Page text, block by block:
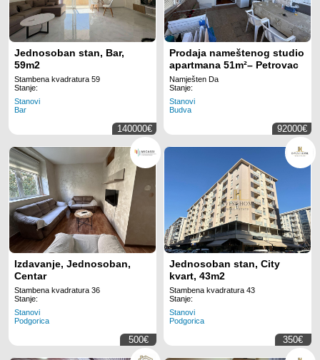
Jednosoban stan, Bar,
59m2
Stambena kvadratura 59
Stanje:
Stanovi
Bar
140000€
Prodaja nameštenog studio
apartmana 51m²– Petrovac
Namješten Da
Stanje:
Stanovi
Budva
92000€
Izdavanje, Jednosoban,
Centar
Stambena kvadratura 36
Stanje:
Stanovi
Podgorica
500€
Jednosoban stan, City
kvart, 43m2
Stambena kvadratura 43
Stanje:
Stanovi
Podgorica
350€